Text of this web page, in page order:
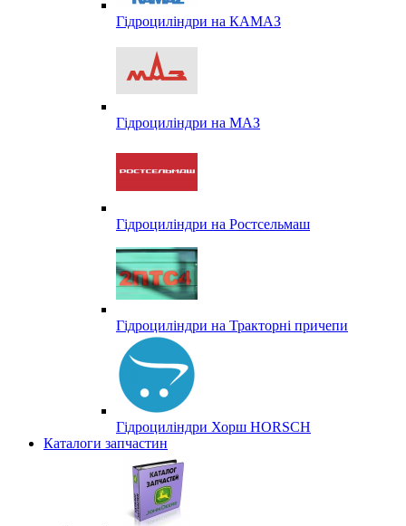
Гідроциліндри на КАМАЗ
Гідроциліндри на МАЗ
Гідроциліндри на Ростсельмаш
Гідроциліндри на Тракторні причепи
Гідроциліндри Хорш HORSCH
Каталоги запчастин